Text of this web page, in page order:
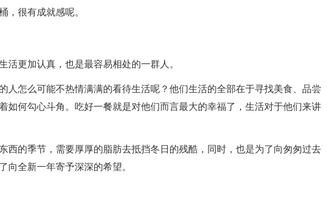
，很有成就感呢。
活更加认真，也是最容易相处的一群人。
人怎么可能不热情满满的看待生活呢？他们生活的全部在于寻找美食、品尝
如何勾心斗角。吃好一餐就是对他们而言最大的幸福了，生活对于他们来讲
西的季节，需要厚厚的脂肪去抵挡冬日的残酷，同时，也是为了向匆匆过去
向全新一年寄予深深的希望。